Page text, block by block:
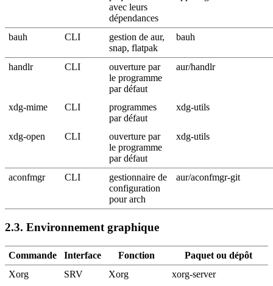
avec leurs
dépendances
bauh CLI
gestion de aur,
snap, flatpak
bauh
handlr CLI
ouverture par
le programme
par défaut
aur/handlr
xdg-mime CLI
programmes
par défaut
xdg-utils
xdg-open CLI
ouverture par
le programme
par défaut
xdg-utils
aconfmgr CLI
gestionnaire de
configuration
pour arch
aur/aconfmgr-git
2.3. Environnement graphique
Commande Interface Fonction
Paquet ou dépôt
Xorg
SRV Xorg
xorg-server